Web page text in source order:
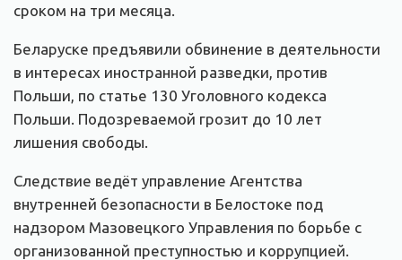
сроком на три месяца.
Беларуске предъявили обвинение в деятельности
в интересах иностранной разведки, против
Польши, по статье 130 Уголовного кодекса
Польши. Подозреваемой грозит до 10 лет
лишения свободы.
Следствие ведёт управление Агентства
внутренней безопасности в Белостоке под
надзором Мазовецкого Управления по борьбе с
организованной преступностью и коррупцией.